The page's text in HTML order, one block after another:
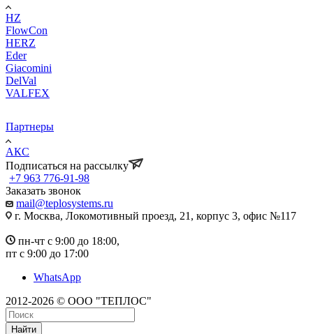
HZ
FlowCon
HERZ
Eder
Giacomini
DelVal
VALFEX
Партнеры
АКС
Подписаться на рассылку
+7 963 776-91-98
Заказать звонок
mail@teplosystems.ru
г. Москва, Локомотивный проезд, 21, корпус 3, офис №117
пн-чт с 9:00 до 18:00,
пт с 9:00 до 17:00
WhatsApp
2012-2026 © ООО "ТЕПЛОС"
Найти